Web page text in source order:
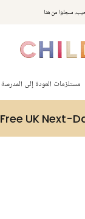
مستلزمات العودة إلى المدرسة
Free UK Next-